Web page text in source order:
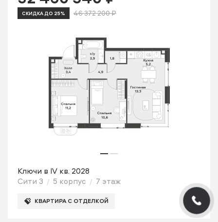
СКИДКА ДО 25% 46 372 200 ₽
Ключи в IV кв. 2028
Сити 3
5 корпус 7 этаж
КВАРТИРА С ОТДЕЛКОЙ